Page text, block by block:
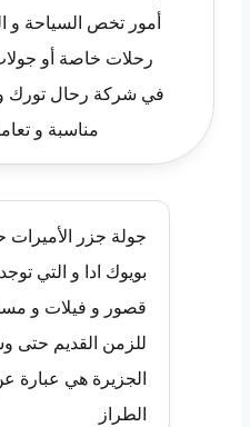
أمور تخص السياحة و
رحلات خاصة أو
في شركة رحال تورك و
مناسبة و
جولة جزر الأميرات
بويوك ادا و التي
قصور و فيلات و
للزمن القديم حتى
الجزيرة هي عبارة
الطراز